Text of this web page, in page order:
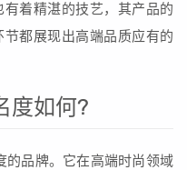
着精湛的技艺，其产品的
都展现出高端品质应有的
度如何?
的品牌。它在高端时尚领域